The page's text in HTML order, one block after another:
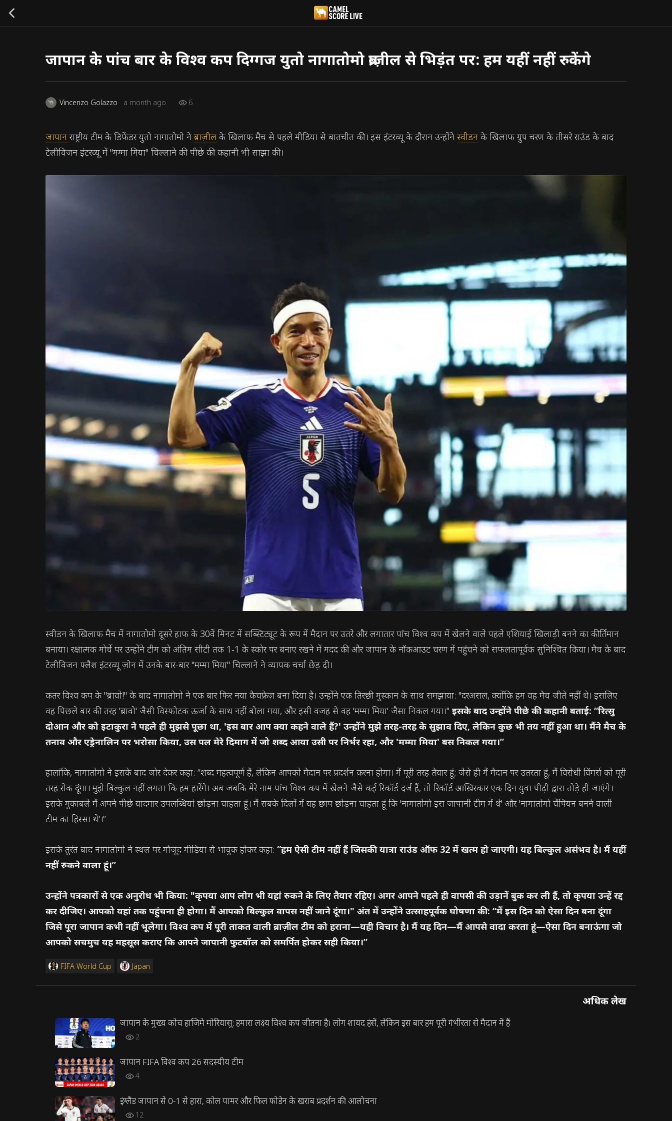
जापान के पांच बार के विश्व कप दिग्गज युतो नागातोमो ब्राज़ील से भिड़ंत पर: हम यहीं नहीं रुकेंगे
Vincenzo Golazzo a month ago 6
जापानराष्ट्रीय टीम के डिफेंडर युतो नागातोमो नेब्राज़ील के खिलाफ मैच से पहले मीडिया से बातचीत की। इस इंटरव्यू के दौरान उन्होंनेस्वीडन के खिलाफ ग्रुप चरण के तीसरे राउंड के बाद
टेलीविजन इंटरव्यू में "मम्मा मिया" चिल्लाने की पीछे की कहानी भी साझा की।
स्वीडन के खिलाफ मैच में नागातोमो दूसरे हाफ के 30वें मिनट में सब्स्टिट्यूट के रूप में मैदान पर उतरे और लगातार पांच विश्व कप में खेलने वाले पहले एशियाई खिलाड़ी बनने का कीर्तिमान
बनाया। रक्षात्मक मोर्चे पर उन्होंने टीम को अंतिम सीटी तक 1-1 के स्कोर पर बनाए रखने में मदद की और जापान के नॉकआउट चरण में पहुंचने को सफलतापूर्वक सुनिश्चित किया। मैच के बाद
टेलीविजन फ्लैश इंटरव्यू ज़ोन में उनके बार-बार "मम्मा मिया" चिल्लाने ने व्यापक चर्चा छेड़ दी।
कतर विश्व कप के "ब्रावो!" के बाद नागातोमो ने एक बार फिर नया कैचफ्रेज़ बना दिया है। उन्होंने एक तिरछी मुस्कान के साथ समझाया: "दरअसल, क्योंकि हम वह मैच जीते नहीं थे। इसलिए
वह पिछले बार की तरह 'ब्रावो' जैसी विस्फोटक ऊर्जा के साथ नहीं बोला गया, और इसी वजह से वह 'मम्मा मिया' जैसा निकल गया।"इसके बाद उन्होंने पीछे की कहानी बताई: “रित्सु
दोआन और को इटाकुरा ने पहले ही मुझसे पूछा था, 'इस बार आप क्या कहने वाले हैं?' उन्होंने मुझे तरह-तरह के सुझाव दिए, लेकिन कुछ भी तय नहीं हुआ था। मैंने मैच के
तनाव और एड्रेनालिन पर भरोसा किया, उस पल मेरे दिमाग में जो शब्द आया उसी पर निर्भर रहा, और 'मम्मा मिया' बस निकल गया।”
हालांकि, नागातोमो ने इसके बाद जोर देकर कहा: “शब्द महत्वपूर्ण हैं, लेकिन आपको मैदान पर प्रदर्शन करना होगा। मैं पूरी तरह तैयार हूं; जैसे ही मैं मैदान पर उतरता हूं, मैं विरोधी विंगर्स को पूरी
तरह रोक दूंगा। मुझे बिल्कुल नहीं लगता कि हम हारेंगे। अब जबकि मेरे नाम पांच विश्व कप में खेलने जैसे कई रिकॉर्ड दर्ज हैं, तो रिकॉर्ड आखिरकार एक दिन युवा पीढ़ी द्वारा तोड़े ही जाएंगे।
इसके मुकाबले मैं अपने पीछे यादगार उपलब्धियां छोड़ना चाहता हूं। मैं सबके दिलों में यह छाप छोड़ना चाहता हूं कि 'नागातोमो इस जापानी टीम में थे' और 'नागातोमो चैंपियन बनने वाली
टीम का हिस्सा थे'।”
इसके तुरंत बाद नागातोमो ने स्थल पर मौजूद मीडिया से भावुक होकर कहा:“हम ऐसी टीम नहीं हैं जिसकी यात्रा राउंड ऑफ 32 में खत्म हो जाएगी। यह बिल्कुल असंभव है। मैं यहीं
नहीं रुकने वाला हूं।”
उन्होंने पत्रकारों से एक अनुरोध भी किया: "कृपया आप लोग भी यहां रुकने के लिए तैयार रहिए। अगर आपने पहले ही वापसी की उड़ानें बुक कर ली हैं, तो कृपया उन्हें रद्द
कर दीजिए। आपको यहां तक पहुंचना ही होगा। मैं आपको बिल्कुल वापस नहीं जाने दूंगा।" अंत में उन्होंने उत्साहपूर्वक घोषणा की: “मैं इस दिन को ऐसा दिन बना दूंगा
जिसे पूरा जापान कभी नहीं भूलेगा। विश्व कप में पूरी ताकत वाली ब्राज़ील टीम को हराना—यही विचार है। मैं यह दिन—मैं आपसे वादा करता हूं—ऐसा दिन बनाऊंगा जो
आपको सचमुच यह महसूस कराए कि आपने जापानी फुटबॉल को समर्पित होकर सही किया।”
FIFA World Cup Japan
अधिक लेख
जापान के मुख्य कोच हाजिमे मोरियासु: हमारा लक्ष्य विश्व कप जीतना है। लोग शायद हंसें, लेकिन इस बार हम पूरी गंभीरता से मैदान में हैं
2
जापान FIFA विश्व कप 26 सदस्यीय टीम
4
इंग्लैंड जापान से 0-1 से हारा, कोल पामर और फिल फोडेन के खराब प्रदर्शन की आलोचना
12